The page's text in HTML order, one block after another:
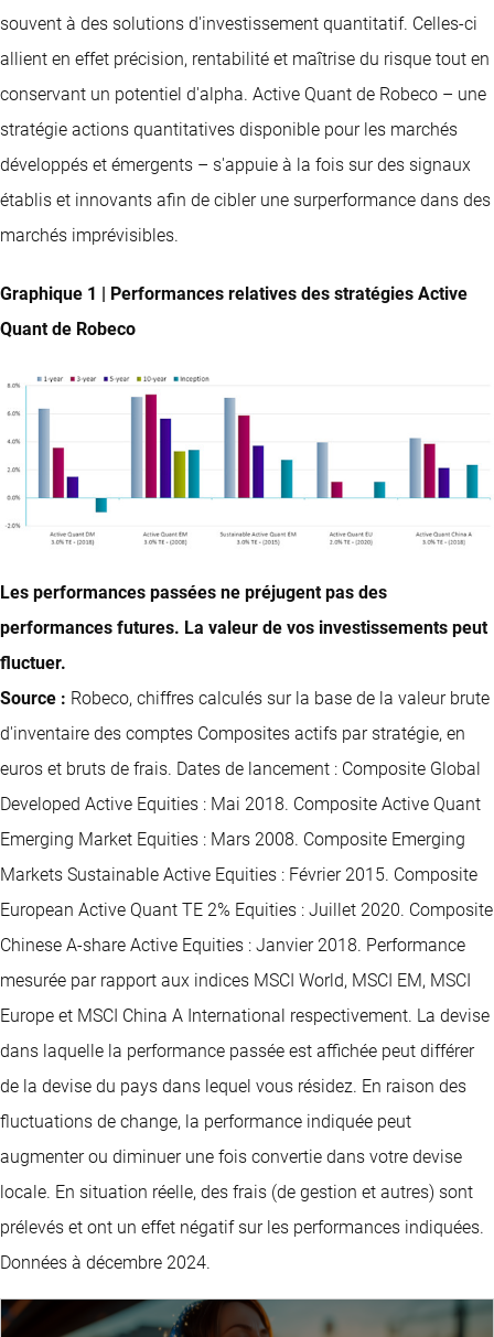
souvent à des solutions d'investissement quantitatif. Celles-ci
allient en effet précision, rentabilité et maîtrise du risque tout en
conservant un potentiel d'alpha. Active Quant de Robeco – une
stratégie actions quantitatives disponible pour les marchés
développés et émergents – s'appuie à la fois sur des signaux
établis et innovants afin de cibler une surperformance dans des
marchés imprévisibles.
Graphique 1 | Performances relatives des stratégies Active
Quant de Robeco
Les performances passées ne préjugent pas des
performances futures. La valeur de vos investissements peut
fluctuer.
Source : Robeco, chiffres calculés sur la base de la valeur brute
d'inventaire des comptes Composites actifs par stratégie, en
euros et bruts de frais. Dates de lancement : Composite Global
Developed Active Equities : Mai 2018. Composite Active Quant
Emerging Market Equities : Mars 2008. Composite Emerging
Markets Sustainable Active Equities : Février 2015. Composite
European Active Quant TE 2% Equities : Juillet 2020. Composite
Chinese A-share Active Equities : Janvier 2018. Performance
mesurée par rapport aux indices MSCI World, MSCI EM, MSCI
Europe et MSCI China A International respectivement. La devise
dans laquelle la performance passée est affichée peut différer
de la devise du pays dans lequel vous résidez. En raison des
fluctuations de change, la performance indiquée peut
augmenter ou diminuer une fois convertie dans votre devise
locale. En situation réelle, des frais (de gestion et autres) sont
prélevés et ont un effet négatif sur les performances indiquées.
Données à décembre 2024.